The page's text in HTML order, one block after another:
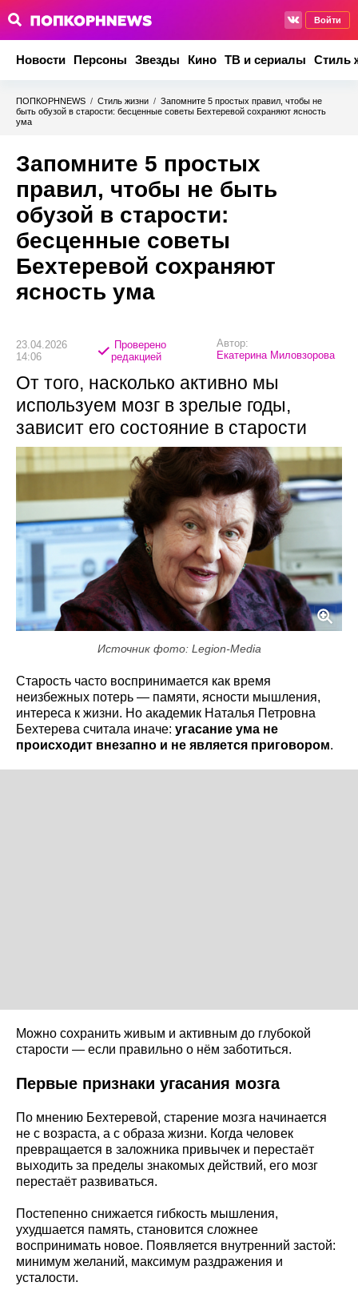
Войти
Новости Персоны Звезды Кино ТВ и сериалы Стиль
ПОПКОРНNEWS / Стиль жизни / Запомните 5 простых правил, чтобы не
быть обузой в старости: бесценные советы Бехтеревой сохраняют ясность
ума
Запомните 5 простых
правил, чтобы не быть
обузой в старости:
бесценные советы
Бехтеревой сохраняют
ясность ума
23.04.2026
14:06
Проверено
редакцией
Автор:
Екатерина Миловзорова
От того, насколько активно мы
используем мозг в зрелые годы,
зависит его состояние в старости
Источник фото: Legion-Media
Старость часто воспринимается как время
неизбежных потерь — памяти, ясности мышления,
интереса к жизни. Но академик Наталья Петровна
Бехтерева считала иначе: угасание ума не
происходит внезапно и не является приговором.
Можно сохранить живым и активным до глубокой
старости — если правильно о нём заботиться.
Первые признаки угасания мозга
По мнению Бехтеревой, старение мозга начинается
не с возраста, а с образа жизни. Когда человек
превращается в заложника привычек и перестаёт
выходить за пределы знакомых действий, его мозг
перестаёт развиваться.
Постепенно снижается гибкость мышления,
ухудшается память, становится сложнее
воспринимать новое. Появляется внутренний застой:
минимум желаний, максимум раздражения и
усталости.